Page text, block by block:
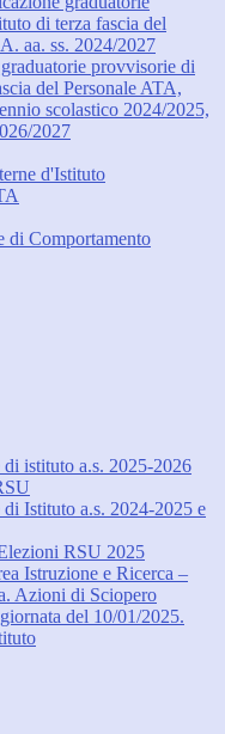
di terza fascia del
aa. ss. 2024/2027
provvisorie di
del Personale ATA,
scolastico 2024/2025,
2027
d'Istituto
di Comportamento
istituto a.s. 2025-2026
Istituto a.s. 2024-2025 e
RSU 2025
Istruzione e Ricerca –
Azioni di Sciopero
del 10/01/2025.